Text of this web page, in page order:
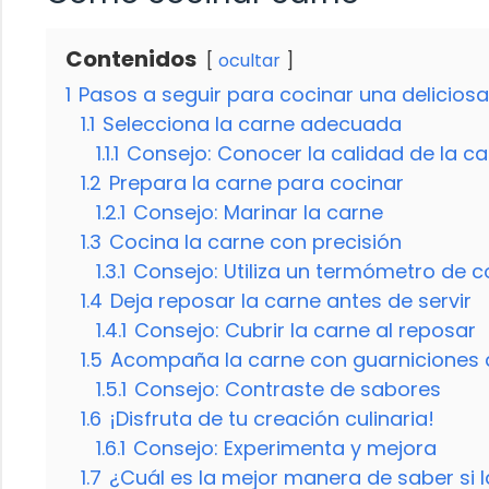
Contenidos ocultar
1 Pasos a seguir para cocinar una
1.1 Selecciona la carne adecuada
1.1.1 Consejo: Conocer la calidad de la
1.2 Prepara la carne para cocinar
1.2.1 Consejo: Marinar la carne
1.3 Cocina la carne con precisión
1.3.1 Consejo: Utiliza un termómetro de
1.4 Deja reposar la carne antes de servir
1.4.1 Consejo: Cubrir la carne al reposar
1.5 Acompaña la carne con guarniciones
1.5.1 Consejo: Contraste de sabores
1.6 ¡Disfruta de tu creación culinaria!
1.6.1 Consejo: Experimenta y mejora
1.7 ¿Cuál es la mejor manera de saber si